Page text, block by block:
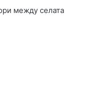
между селата